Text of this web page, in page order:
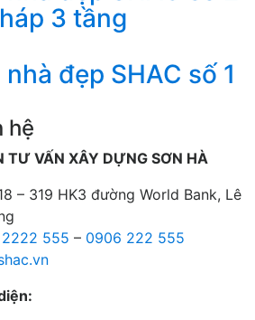
3 tầng
đẹp SHAC số 1
hệ
TƯ VẤN XÂY DỰNG SƠN HÀ
– 319 HK3 đường World Bank, Lê
555 – 0906 222 555